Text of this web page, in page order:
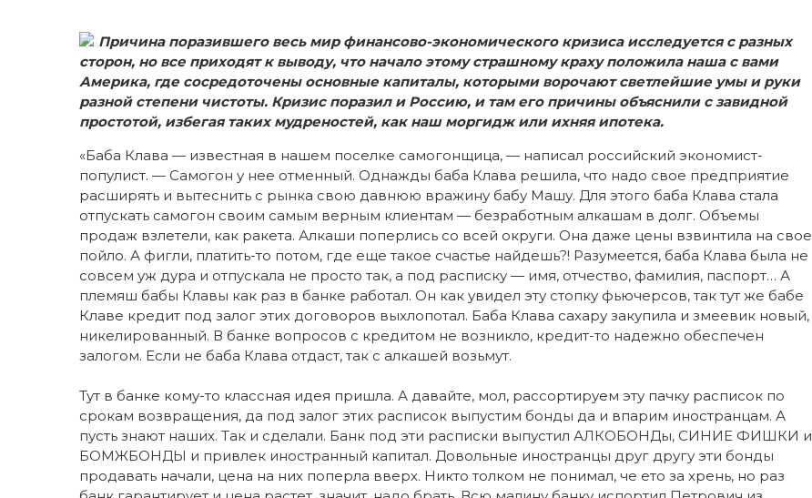
Причина поразившего весь мир финансово-экономического кризиса исследуется с разных
сторон, но все приходят к выводу, что начало этому страшному краху положила наша с вами
Америка, где сосредоточены основные капиталы, которыми ворочают светлейшие умы и руки
разной степени чистоты. Кризис поразил и Россию, и там его причины объяснили с завидной
простотой, избегая таких мудреностей, как наш моргидж или ихняя ипотека.
«Баба Клава — известная в нашем поселке самогонщица, — написал российский экономист-
популист. — Самогон у нее отменный. Однажды баба Клава решила, что надо свое предприятие
расширять и вытеснить с рынка свою давнюю вражину бабу Машу. Для этого баба Клава стала
отпускать самогон своим самым верным клиентам — безработным алкашам в долг. Объемы
продаж взлетели, как ракета. Алкаши поперлись со всей округи. Она даже цены взвинтила на свое
пойло. А фигли, платить-то потом, где еще такое счастье найдешь?! Разумеется, баба Клава была не
совсем уж дура и отпускала не просто так, а под расписку — имя, отчество, фамилия, паспорт… А
племяш бабы Клавы как раз в банке работал. Он как увидел эту стопку фьючерсов, так тут же бабе
Клаве кредит под залог этих договоров выхлопотал. Баба Клава сахару закупила и змеевик новый,
никелированный. В банке вопросов с кредитом не возникло, кредит-то надежно обеспечен
залогом. Если не баба Клава отдаст, так с алкашей возьмут.
Тут в банке кому-то классная идея пришла. А давайте, мол, рассортируем эту пачку расписок по
срокам возвращения, да под залог этих расписок выпустим бонды да и впарим иностранцам. А
пусть знают наших. Так и сделали. Банк под эти расписки выпустил АЛКОБОНДы, СИНИЕ ФИШКИ и
БОМЖБОНДЫ и привлек иностранный капитал. Довольные иностранцы друг другу эти бонды
продавать начали, цена на них поперла вверх. Никто толком не понимал, че ето за хрень, но раз